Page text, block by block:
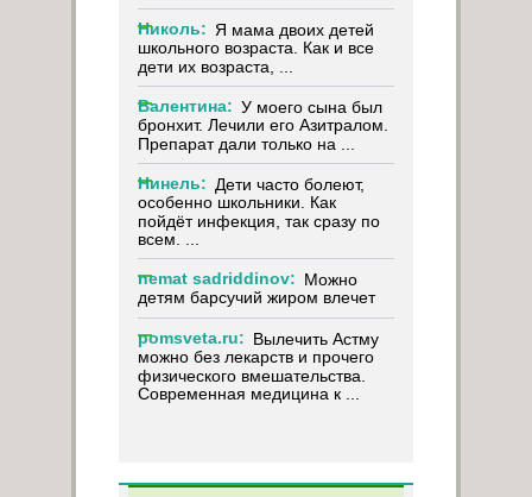
Николь: Я мама двоих детей
школьного возраста. Как и все
дети их возраста, ...
Валентина: У моего сына был
бронхит. Лечили его Азитралом.
Препарат дали только на ...
Нинель: Дети часто болеют,
особенно школьники. Как
пойдёт инфекция, так сразу по
всем. ...
nemat sadriddinov: Можно
детям барсучий жиром влечет
pomsveta.ru: Вылечить Астму
можно без лекарств и прочего
физического вмешательства.
Современная медицина к ...